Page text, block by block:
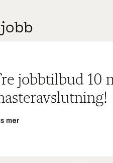
jobbtilbud 10
mer